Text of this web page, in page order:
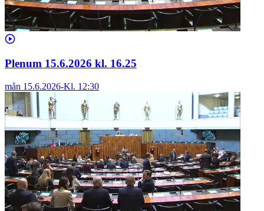
Plenum 15.6.2026 kl. 16.25
mån 15.6.2026-Kl. 12:30